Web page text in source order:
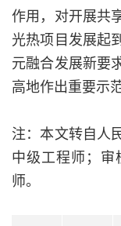
作用，对开展共
光热项目发展起
元融合发展新要
高地作出重要示范
注：本文转自人
中级工程师；
师。